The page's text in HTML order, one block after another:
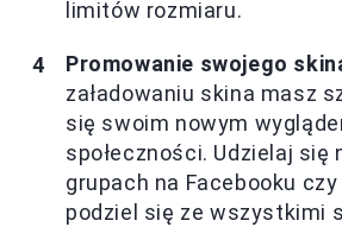
limitów rozmiaru.
Promowanie swojego
załadowaniu skina masz
się swoim nowym
społeczności. Udzielaj się
grupach na Facebooku
podziel się ze wszystkimi